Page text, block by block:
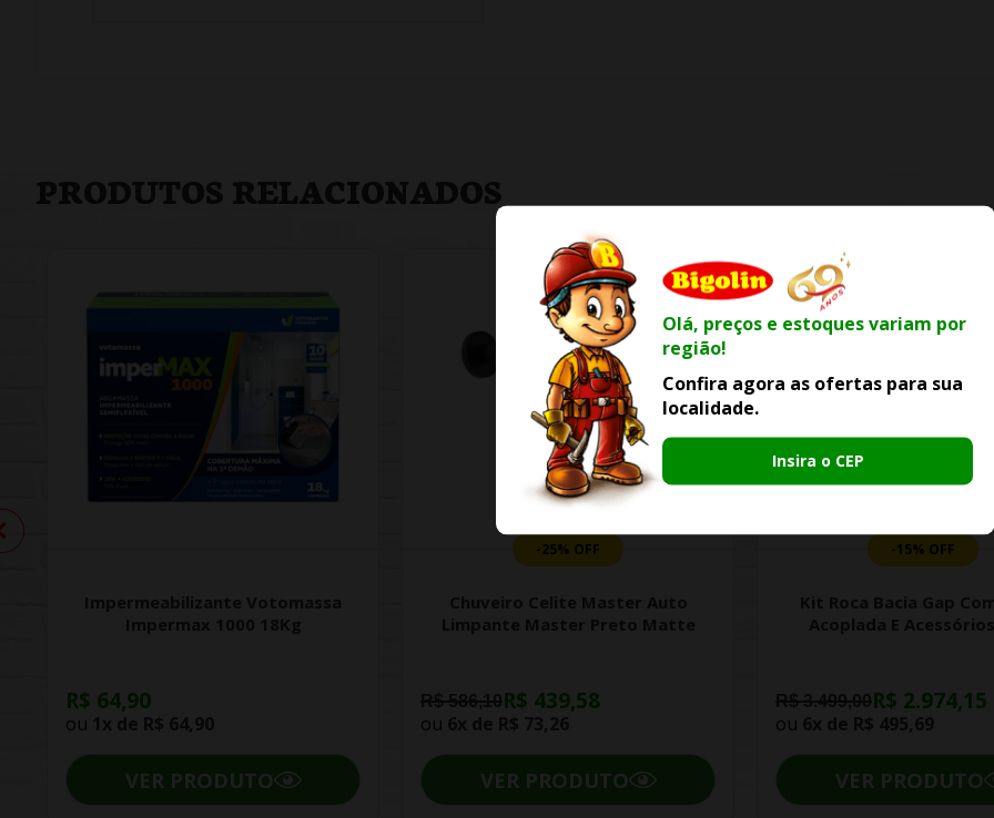
Olá, preços e estoques variam por
região!
Confira agora as ofertas para sua
localidade.
Insira o CEP
PRODUTOS RELACIONADOS
R$ 64,90
ou
VER PRODUTO
-25% OFF
R$ 439,58
ou
VER PRODUTO
-15% OFF
R$ 2.974,15
ou
VER PRODUTO